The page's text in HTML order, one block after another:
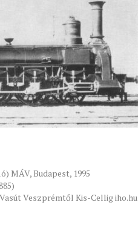
MÁV, Budapest, 1995
Veszprémtől Kis-Cellig iho.hu